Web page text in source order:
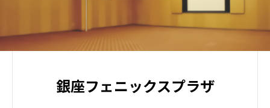
銀座フェニックスプラザ